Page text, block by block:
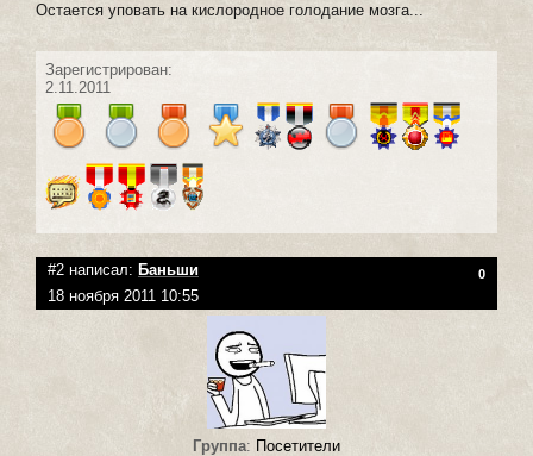
Остается уповать на кислородное голодание мозга...
Зарегистрирован:
2.11.2011
#2 написал: Баньши 0
18 ноября 2011 10:55
Группа: Посетители